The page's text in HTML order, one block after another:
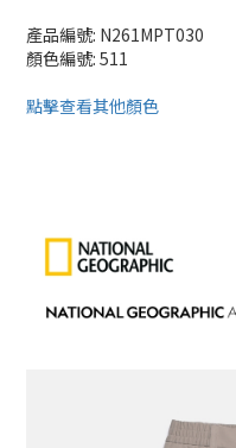
產品編號: N261MPT030
顏色編號: 511
點擊查看其他顏色